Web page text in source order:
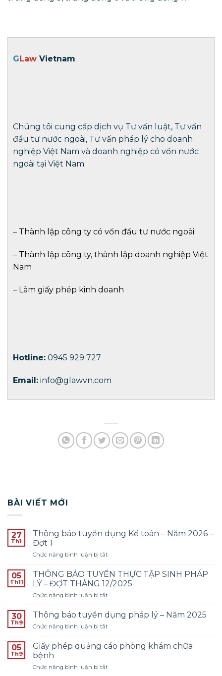
GLaw Vietnam
Chúng tôi cung cấp dịch vụ Tư vấn luật, Tư vấn
đầu tư nước ngoài, Tư vấn pháp lý cho doanh
nghiệp Việt Nam và doanh nghiệp có vốn nước
ngoài tại Việt Nam.
– Thành lập công ty có vốn đầu tư nước ngoài
– Thành lập công ty, thành lập doanh nghiệp Việt
Nam
– Làm giấy phép kinh doanh
Hotline: 0945 929 727
Email: info@glawvn.com
BÀI VIẾT MỚI
27
Th1
Thông báo tuyển dụng Kế toán – Năm 2026 –
Đợt 1
Chức năng bình luận bị tắtở
báo
tuyển
dụng
Kế
–
Năm
2026
Đợt
05
Th11
THÔNG BÁO TUYỂN THỰC TẬP SINH PHÁP
LÝ – ĐỢT THÁNG 12/2025
Chức năng bình luận bị tắtở
BÁO
TUYỂN
THỰC
SINH
–
30
Th9
Thông báo tuyển dụng pháp lý – Năm 2025
Chức năng bình luận bị tắtở
báo
tuyển
pháp
05
Th9
Giấy phép quảng cáo phòng khám chữa
bệnh
Chức năng bình luận bị tắtở